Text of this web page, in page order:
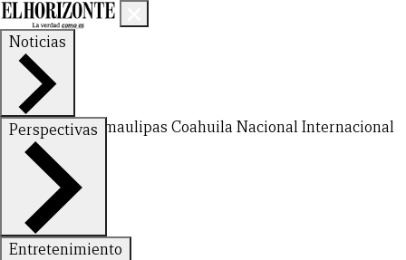
Noticias
Nuevo LeónTamaulipas Coahuila NacionalInternacional
Perspectivas
FinanzasOpinión
Entretenimiento